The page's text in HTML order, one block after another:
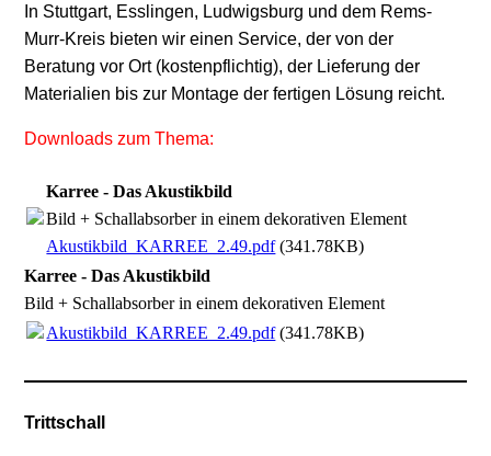
In Stuttgart, Esslingen, Ludwigsburg und dem Rems-
Murr-Kreis bieten wir einen Service, der von der
Beratung vor Ort (kostenpflichtig), der Lieferung der
Materialien bis zur Montage der fertigen Lösung reicht.
Downloads zum Thema:
Karree - Das Akustikbild
Bild + Schallabsorber in einem dekorativen Element
Akustikbild_KARREE_2.49.pdf(341.78KB)
Karree - Das Akustikbild
Bild + Schallabsorber in einem dekorativen Element
Akustikbild_KARREE_2.49.pdf(341.78KB)
Trittschall